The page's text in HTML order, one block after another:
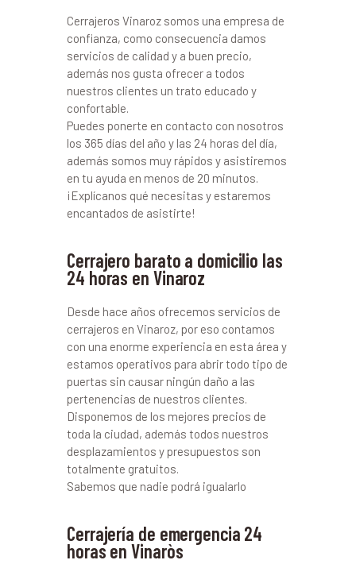
Cerrajeros Vinaroz somos una empresa de
confianza, como consecuencia damos
servicios de calidad y a buen precio,
además nos gusta ofrecer a todos
nuestros clientes un trato educado y
confortable.
Puedes ponerte en contacto con nosotros
los 365 días del año y las 24 horas del día,
además somos muy rápidos y asistiremos
en tu ayuda en menos de 20 minutos.
¡Explícanos qué necesitas y estaremos
encantados de asistirte!
Cerrajero barato a domicilio las
24 horas en Vinaroz
Desde hace años ofrecemos servicios de
cerrajeros en Vinaroz, por eso contamos
con una enorme experiencia en esta área y
estamos operativos para abrir todo tipo de
puertas sin causar ningún daño a las
pertenencias de nuestros clientes.
Disponemos de los mejores precios de
toda la ciudad, además todos nuestros
desplazamientos y presupuestos son
totalmente gratuitos.
Sabemos que nadie podrá igualarlo
Cerrajería de emergencia 24
horas en Vinaròs